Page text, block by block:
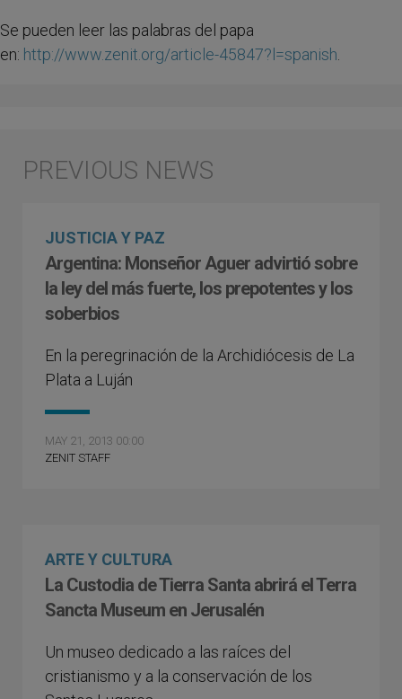
Se pueden leer las palabras del papa
en: http://www.zenit.org/article-45847?l=spanish
JUSTICIA Y PAZ
Argentina: Monseñor Aguer advirtió sobre
la ley del más fuerte, los prepotentes y los
soberbios
En la peregrinación de la Archidiócesis de La
Plata a Luján
MAY 21, 2013 00:00
ZENIT STAFF
ARTE Y CULTURA
La Custodia de Tierra Santa abrirá el Terra
Sancta Museum en Jerusalén
Un museo dedicado a las raíces del
cristianismo y a la conservación de los